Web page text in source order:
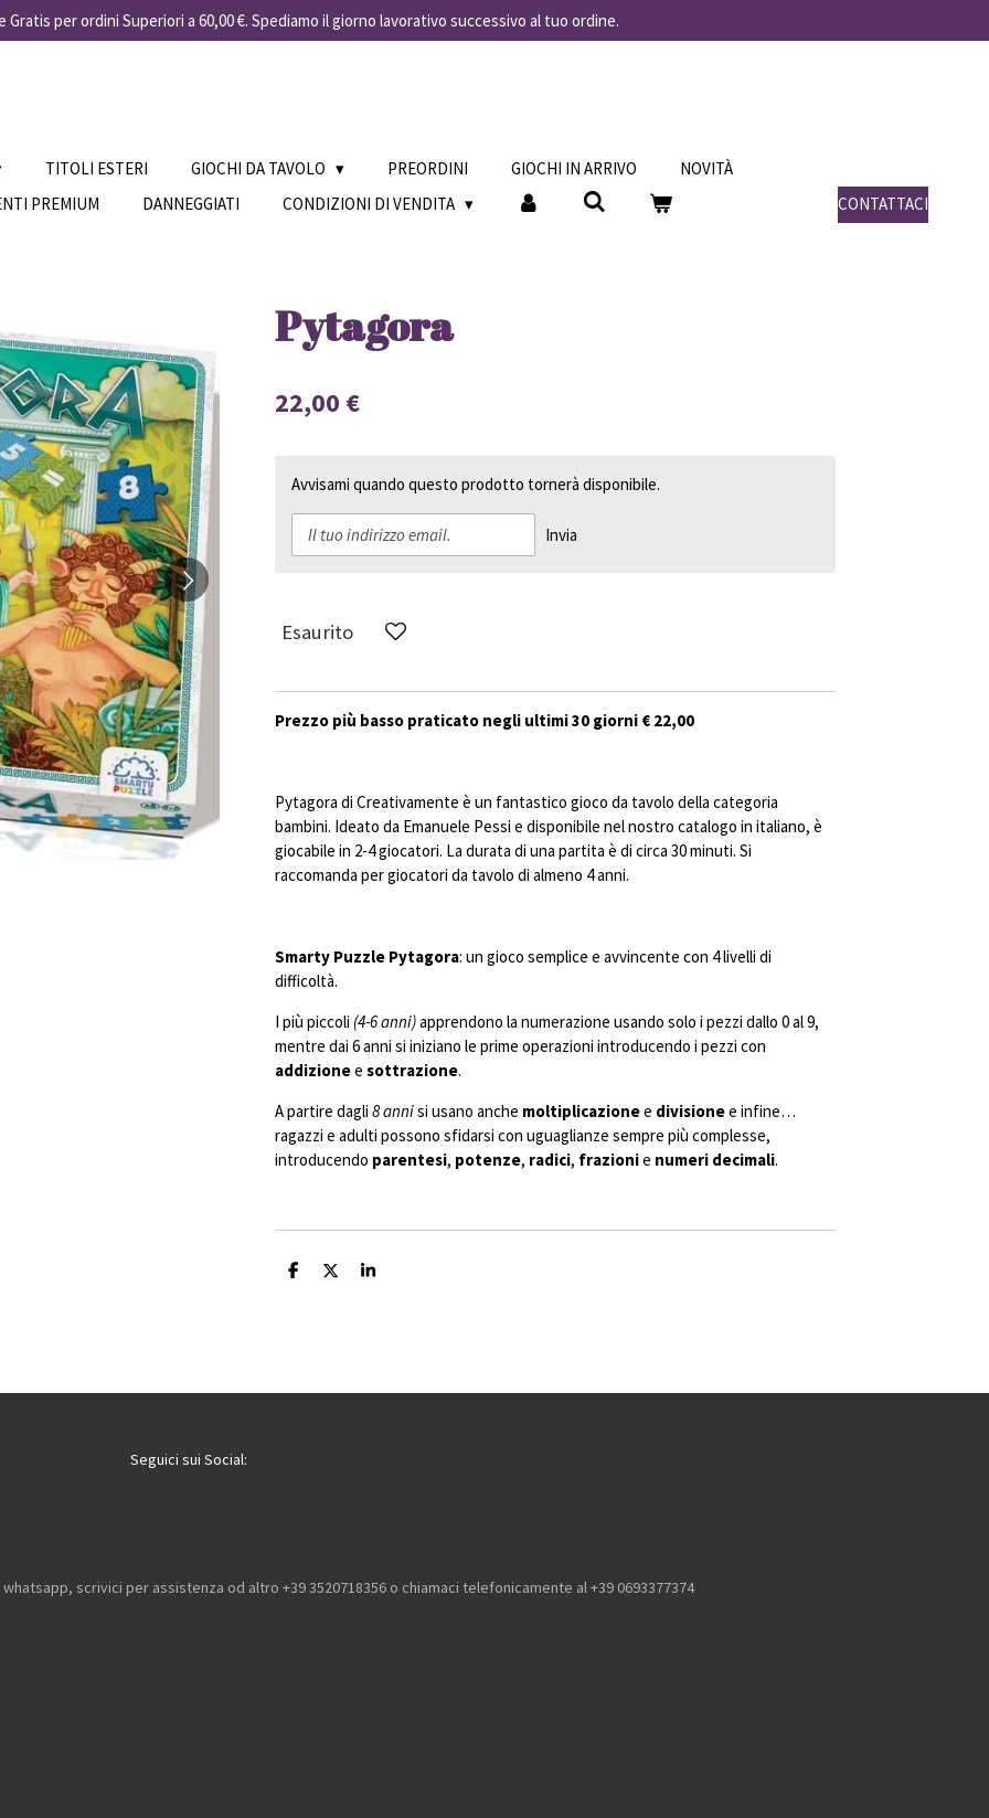
Gratis per ordini Superiori a 60,00 €. Spediamo il giorno lavorativo successivo al tuo ordine.
TITOLI ESTERI GIOCHI DA TAVOLO PREORDINI GIOCHI IN ARRIVO
NOVITÀ
PREMIUM DANNEGGIATI CONDIZIONI DI VENDITA CONTATTACI
Pytagora
22,00 €
Avvisami quando questo prodotto tornerà disponibile.
Invia
Esaurito
Prezzo più basso praticato negli ultimi 30 giorni € 22,00
Pytagora di Creativamente è un fantastico gioco da tavolo della categoria
bambini. Ideato da Emanuele Pessi e disponibile nel nostro catalogo in italiano, è
giocabile in 2-4 giocatori. La durata di una partita è di circa 30 minuti. Si
raccomanda per giocatori da tavolo di almeno 4 anni.
Smarty Puzzle Pytagora: un gioco semplice e avvincente con 4 livelli di
difficoltà.
I più piccoli (4-6 anni)apprendono la numerazione usando solo i pezzi dallo 0 al 9,
mentre dai 6 anni si iniziano le prime operazioni introducendo i pezzi con
addizionee sottrazione.
A partire dagli 8 annisi usano anche moltiplicazionee divisionee infine…
ragazzi e adulti possono sfidarsi con uguaglianze sempre più complesse,
introducendo parentesi, potenze, radici, frazionie numeri decimali.
C
d
C
d
C
d
Seguici sui Social:
scrivici per assistenza od altro +39 3520718356 o chiamaci telefonicamente al +39 0693377374